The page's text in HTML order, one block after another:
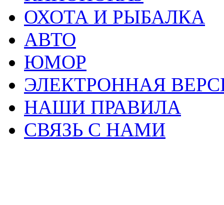
ОХОТА И РЫБАЛКА
АВТО
ЮМОР
ЭЛЕКТРОННАЯ
НАШИ ПРАВИЛА
СВЯЗЬ С НАМИ